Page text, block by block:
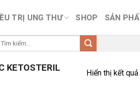
TRỊ UNG THƯ SHOP SẢN
KETOSTERIL
Hiển thị kết